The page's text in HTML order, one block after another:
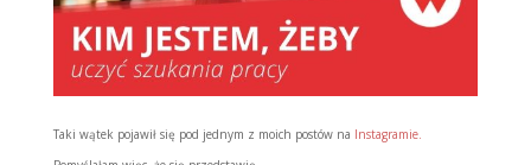
Taki wątek pojawił się pod jednym z moich postów na Instagramie.